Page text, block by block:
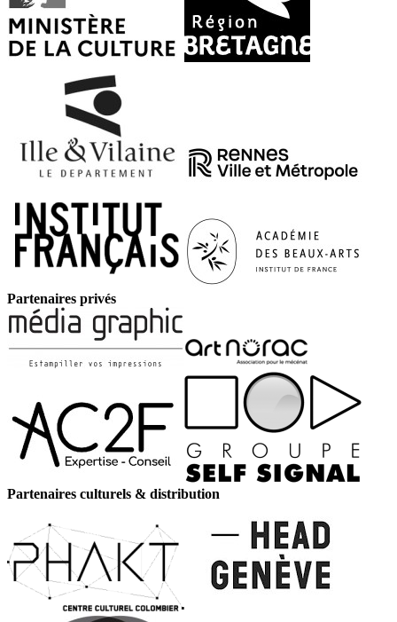
Partenaires privés
Partenaires culturels & distribution